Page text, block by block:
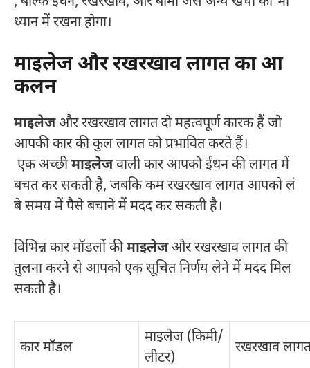
ध्यान में रखना होगा।
माइलेज और रखरखाव लागत का आ
कलन
माइलेजऔर रखरखाव लागत दो महत्वपूर्ण कारक हैं जो
आपकी कार की कुल लागत को प्रभावित करते हैं।
एक अच्छीमाइलेजवाली कार आपको ईंधन की लागत में
बचत कर सकती है, जबकि कम रखरखाव लागत आपको लं
बे समय में पैसे बचाने में मदद कर सकती है।
विभिन्न कार मॉडलों कीमाइलेजऔर रखरखाव लागत की
तुलना करने से आपको एक सूचित निर्णय लेने में मदद मिल
सकती है।
कार मॉडल
माइलेज (किमी/
लीटर)
रखरखाव